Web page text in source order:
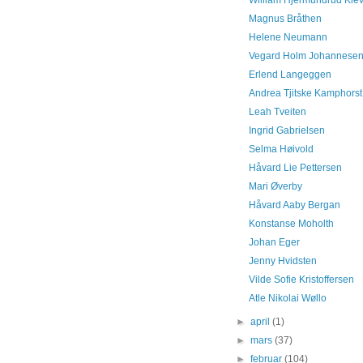
Magnus Bråthen
Helene Neumann
Vegard Holm Johannesen
Erlend Langeggen
Andrea Tjitske Kamphorst
Leah Tveiten
Ingrid Gabrielsen
Selma Høivold
Håvard Lie Pettersen
Mari Øverby
Håvard Aaby Bergan
Konstanse Moholth
Johan Eger
Jenny Hvidsten
Vilde Sofie Kristoffersen
Atle Nikolai Wøllo
►april(1)
►mars(37)
►februar(104)